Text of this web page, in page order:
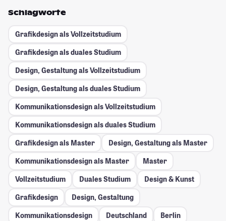
Schlagworte
Grafikdesign als Vollzeitstudium
Grafikdesign als duales Studium
Design, Gestaltung als Vollzeitstudium
Design, Gestaltung als duales Studium
Kommunikationsdesign als Vollzeitstudium
Kommunikationsdesign als duales Studium
Grafikdesign als Master
Design, Gestaltung als Master
Kommunikationsdesign als Master
Master
Vollzeitstudium
Duales Studium
Design & Kunst
Grafikdesign
Design, Gestaltung
Kommunikationsdesign
Deutschland
Berlin